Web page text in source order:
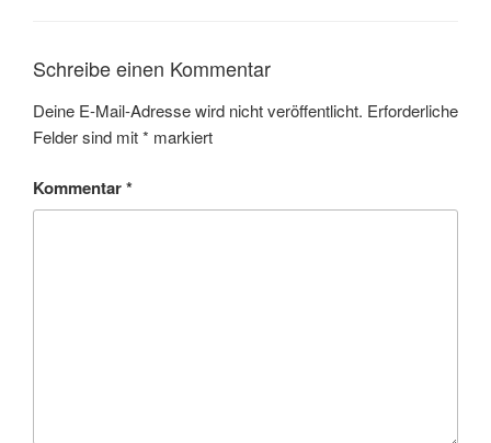
Schreibe einen Kommentar
Deine E-Mail-Adresse wird nicht veröffentlicht. Erforderliche
Felder sind mit* markiert
Kommentar*